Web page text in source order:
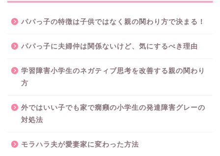
パパっ子の特徴は子供ではなく親の関わり方で決まる！
パパっ子に夫婦仲は関係ないけど、気にするべき理由
学習障害小学生のネガティブ思考を改善する親の関わり
方
外ではいい子でも家で癇癪の小学生の発達障害グレーの
対処法
モラハラ夫が愛妻家に変わった方法